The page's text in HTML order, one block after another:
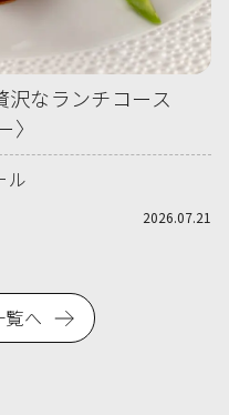
沢なランチコース
ル
2026.07.21
へ